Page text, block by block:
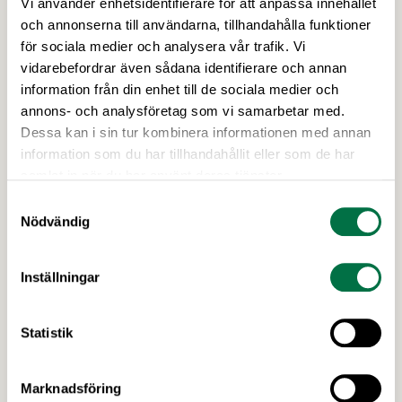
Vi använder enhetsidentifierare för att anpassa innehållet
och annonserna till användarna, tillhandahålla funktioner
för sociala medier och analysera vår trafik. Vi
vidarebefordrar även sådana identifierare och annan
information från din enhet till de sociala medier och
annons- och analysföretag som vi samarbetar med.
Dessa kan i sin tur kombinera informationen med annan
information som du har tillhandahållit eller som de har
Nödvändig
Inställningar
Statistik
Marknadsföring
Kraftsamling för svensk industri under
Industridagen 2026 –
Livsmedelsföretagen
19 MARS 2026
Industrirådet samlade industrins tyngsta aktörer
till 2026 års Industridag med såväl statsminister
från näringsliv, myndigheter, politik och industrins
parter tog del av ett gediget scenprogram och
industrin avgörande frågor.